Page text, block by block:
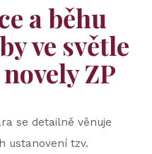
a běhu
ve světle
ZP
se detailně věnuje
ustanovení tzv.